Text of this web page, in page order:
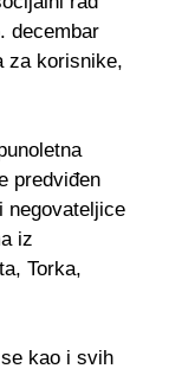
decembar
za korisnike,
predviđen
negovateljice
iz
Torka,
kao i svih